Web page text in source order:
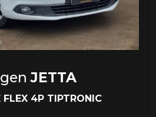
JETTA
4P TIPTRONIC